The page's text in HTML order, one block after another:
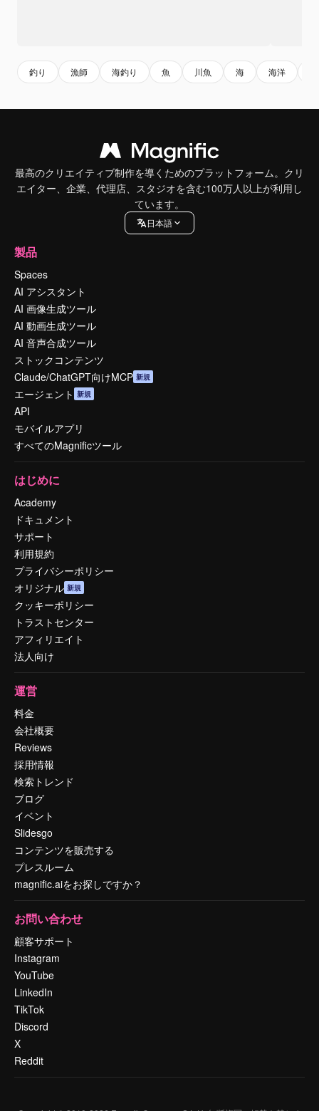
釣り 漁師 海釣り 魚 川魚 海 海洋
最高のクリエイティブ制作を導くためのプラットフォーム。クリ
エイター、企業、代理店、スタジオを含む100万人以上が利用し
ています。
日本語
製品
Spaces
AI アシスタント
AI 画像生成ツール
AI 動画生成ツール
AI 音声合成ツール
ストックコンテンツ
Claude/ChatGPT向けMCP 新規
エージェント 新規
API
モバイルアプリ
すべてのMagnificツール
はじめに
Academy
ドキュメント
サポート
利用規約
プライバシーポリシー
オリジナル 新規
クッキーポリシー
トラストセンター
アフィリエイト
法人向け
運営
料金
会社概要
Reviews
採用情報
検索トレンド
ブログ
イベント
Slidesgo
コンテンツを販売する
プレスルーム
magnific.aiをお探しですか？
お問い合わせ
顧客サポート
Instagram
YouTube
LinkedIn
TikTok
Discord
X
Reddit